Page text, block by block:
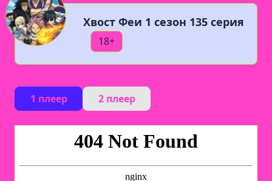
Хвост Феи 1 сезон 135 серия
18+
1 плеер 2 плеер